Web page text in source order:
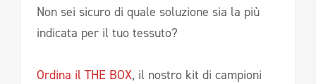
Non sei sicuro di quale soluzione sia la più
indicata per il tuo tessuto?
Ordina il THE BOX, il nostro kit di campioni